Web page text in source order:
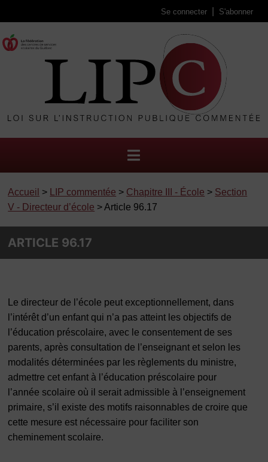
Se connecter S'abonner
Accueil > LIP commentée > Chapitre III - École > Section
V - Directeur d’école > Article 96.17
ARTICLE 96.17
Le directeur de l’école peut exceptionnellement, dans
l’intérêt d’un enfant qui n’a pas atteint les objectifs de
l’éducation préscolaire, avec le consentement de ses
parents, après consultation de l’enseignant et selon les
modalités déterminées par les règlements du ministre,
admettre cet enfant à l’éducation préscolaire pour
l’année scolaire où il serait admissible à l’enseignement
primaire, s’il existe des motifs raisonnables de croire que
cette mesure est nécessaire pour faciliter son
cheminement scolaire.